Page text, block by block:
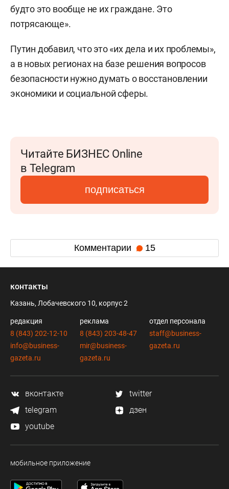
будто это вообще не их граждане. Это
потрясающе».
Путин добавил, что это «их дела и их проблемы»,
а в новых регионах на базе решения вопросов
безопасности нужно думать о восстановлении
экономики и социальной сферы.
Читайте БИЗНЕС Online
в Telegram
подписаться
Комментарии 15
контакты
Казань, Лобачевского 10, корпус 2
редакция
8 (843) 202-12-10
info@business-
gazeta.ru
реклама
8 (843) 203-48-47
mir@business-
gazeta.ru
отдел персонала
staff@business-
gazeta.ru
вконтакте
twitter
telegram
дзен
youtube
мобильное приложение